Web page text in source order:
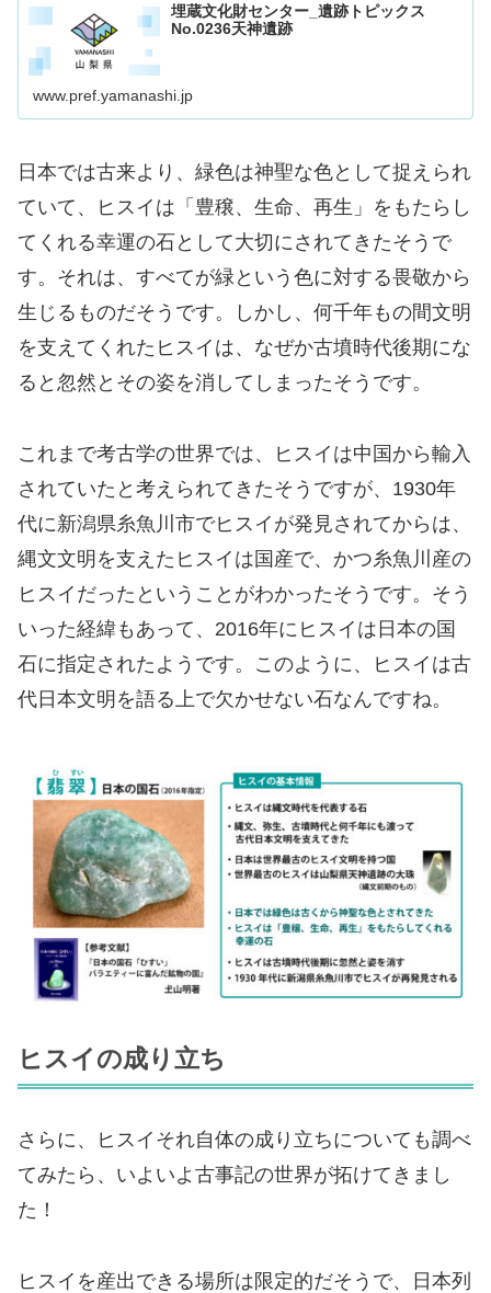
埋蔵文化財センター_遺跡トピックス
No.0236天神遺跡
www.pref.yamanashi.jp
日本では古来より、緑色は神聖な色として捉えられ
ていて、ヒスイは「豊穣、生命、再生」をもたらし
てくれる幸運の石として大切にされてきたそうで
す。それは、すべてが緑という色に対する畏敬から
生じるものだそうです。しかし、何千年もの間文明
を支えてくれたヒスイは、なぜか古墳時代後期にな
ると忽然とその姿を消してしまったそうです。
これまで考古学の世界では、ヒスイは中国から輸入
されていたと考えられてきたそうですが、1930年
代に新潟県糸魚川市でヒスイが発見されてからは、
縄文文明を支えたヒスイは国産で、かつ糸魚川産の
ヒスイだったということがわかったそうです。そう
いった経緯もあって、2016年にヒスイは日本の国
石に指定されたようです。このように、ヒスイは古
代日本文明を語る上で欠かせない石なんですね。
ヒスイの成り立ち
さらに、ヒスイそれ自体の成り立ちについても調べ
てみたら、いよいよ古事記の世界が拓けてきまし
た！
ヒスイを産出できる場所は限定的だそうで、日本列